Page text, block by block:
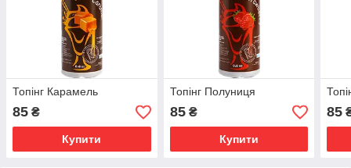
Топінг Карамель
85 ₴
Купити
Топінг Полуниця
85₴
Купити
85